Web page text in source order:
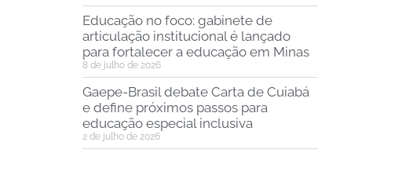
Educação no foco: gabinete de
articulação institucional é lançado
para fortalecer a educação em Minas
8 de julho de 2026
Gaepe-Brasil debate Carta de Cuiabá
e define próximos passos para
educação especial inclusiva
2 de julho de 2026